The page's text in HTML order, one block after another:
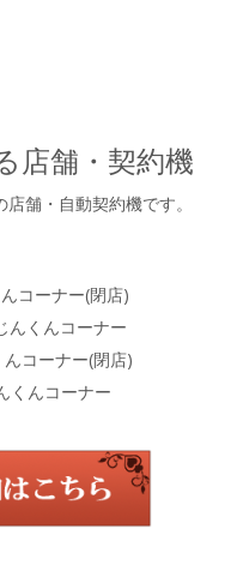
店舗・契約機
舗・自動契約機です。